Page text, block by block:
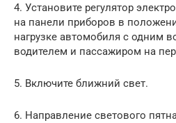
4. Установите регулятор
на панели приборов в
нагрузке автомобиля с одним
водителем и пассажиром на
5. Включите ближний свет.
6. Направление светового